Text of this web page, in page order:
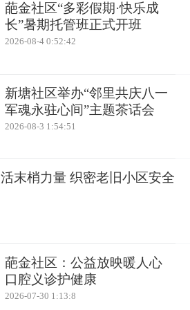
葩金社区“多彩假期·快乐成
长”暑期托管班正式开班
2026-08-4 0:52:42
新塘社区举办“邻里共庆八一
军魂永驻心间”主题茶话会
2026-08-3 1:54:51
末梢力量 织密老旧小区安全
葩金社区：公益放映暖人心
口腔义诊护健康
2026-07-30 1:13:8